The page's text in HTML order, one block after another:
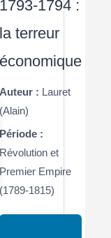
1793-1794 :
la terreur
économique
Auteur : Lauret
(Alain)
Période :
Révolution et
Premier Empire
(1789-1815)